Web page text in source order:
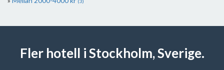
Fler hotell i Stockholm, Sverige.